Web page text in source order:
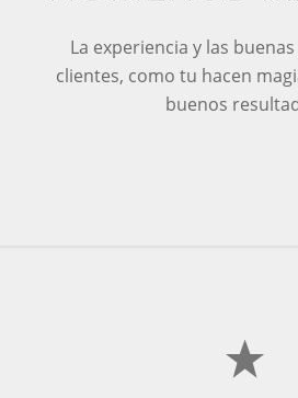
La experiencia y las
clientes, como tu hacen
buenos